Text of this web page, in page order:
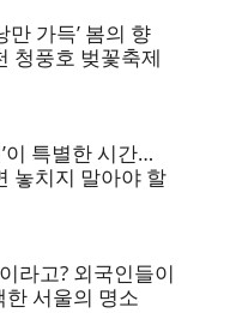
만 가득’ 봄의 향
청풍호 벚꽃축제
이 특별한 시간…
놓치지 말아야 할
라고? 외국인들이
서울의 명소